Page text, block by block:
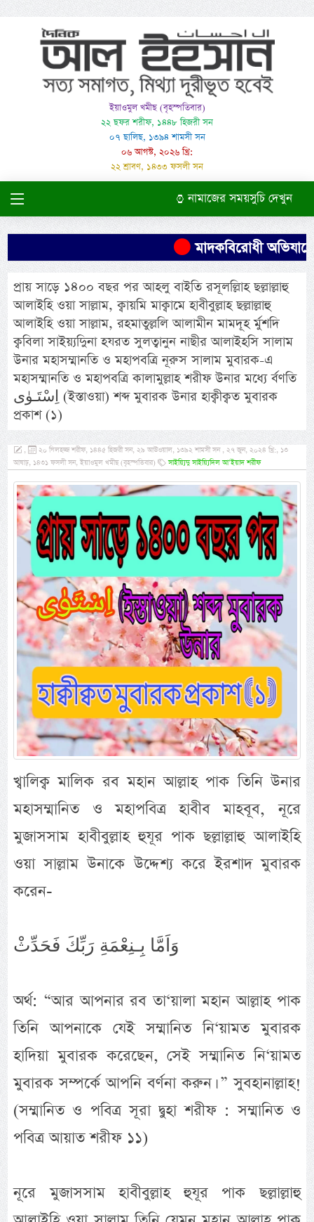
ইয়াওমুল খমীছ (বৃহস্পতিবার)
২২ ছফর শরীফ, ১৪৪৮ হিজরী সন
০৭ ছালিছ, ১৩৯৪ শামসী সন
০৬ আগস্ট, ২০২৬ খ্রি:
২২ শ্রাবণ, ১৪৩৩ ফসলী সন
নামাজের সময়সুচি দেখুন
মাদকবিরোধী অভিযানে
প্রায় সাড়ে ১৪০০ বছর পর আহলু বাইতি রসূলল্লিাহ ছল্লাল্লাহু
আলাইহি ওয়া সাল্লাম, ক্বায়মি মাক্বামে হাবীবুল্লাহ ছল্লাল্লাহু
আলাইহি ওয়া সাল্লাম, রহমাতুল্ললি আলামীন মামদূহ র্মুশদি
ক্ববিলা সাইয়্যদিুনা হযরত সুলত্বানুন নাছীর আলাইহসি সালাম
উনার মহাসম্মানতি ও মহাপবত্রি নূরুস সালাম মুবারক-এ
মহাসম্মানতি ও মহাপবত্রি কালামুল্লাহ শরীফ উনার মধ্যে র্বণতি
اِسْتَـوٰى (ইস্তাওয়া) শব্দ মুবারক উনার হাক্বীক্বত মুবারক
প্রকাশ (১)
,
২০ যিলহজ্জ শরীফ, ১৪৪৫ হিজরী সন, ২৯ আউওয়াল, ১৩৯২ শামসী সন , ২৭ জুন, ২০২৪ খ্রি:, ১৩
আষাঢ়, ১৪৩১ ফসলী সন, ইয়াওমুল খমীছ (বৃহস্পতিবার)
সাইয়্যিদু সাইয়্যিদিল আ’ইয়াদ শরীফ
খ্বালিক্ব মালিক রব মহান আল্লাহ পাক তিনি উনার
মহাসম্মানিত ও মহাপবিত্র হাবীব মাহবূব, নূরে
মুজাসসাম হাবীবুল্লাহ হুযূর পাক ছল্লাল্লাহু আলাইহি
ওয়া সাল্লাম উনাকে উদ্দেশ্য করে ইরশাদ মুবারক
করেন-
وَاَمَّا بِـنِعْمَةِ رَبِّكَ فَحَدِّثْ
অর্থ: “আর আপনার রব তা‘য়ালা মহান আল্লাহ পাক
তিনি আপনাকে যেই সম্মানিত নি‘য়ামত মুবারক
হাদিয়া মুবারক করেছেন, সেই সম্মানিত নি‘য়ামত
মুবারক সম্পর্কে আপনি বর্ণনা করুন। ” সুবহানাল্লাহ!
(সম্মানিত ও পবিত্র সূরা দ্বুহা শরীফ : সম্মানিত ও
পবিত্র আয়াত শরীফ ১১)
নূরে মুজাসসাম হাবীবুল্লাহ হুযূর পাক ছল্লাল্লাহু